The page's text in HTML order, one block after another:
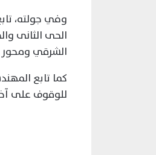
وفي جولته،
الحى الثانى
الشرقي ومحور RR بالمدينة.
كما تابع
للوقوف على